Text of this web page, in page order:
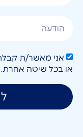
או בכל שיטה אחרת.